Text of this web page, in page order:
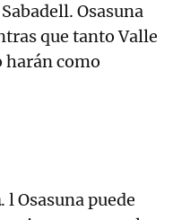
Osasuna
que tanto Valle
harán como
. l Osasuna puede